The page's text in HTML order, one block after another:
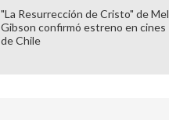
"La Resurrección de Cristo" de Mel
Gibson confirmó estreno en cines
de Chile